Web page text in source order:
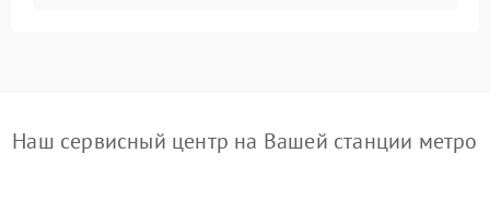
Наш сервисный центр на Вашей станции метро